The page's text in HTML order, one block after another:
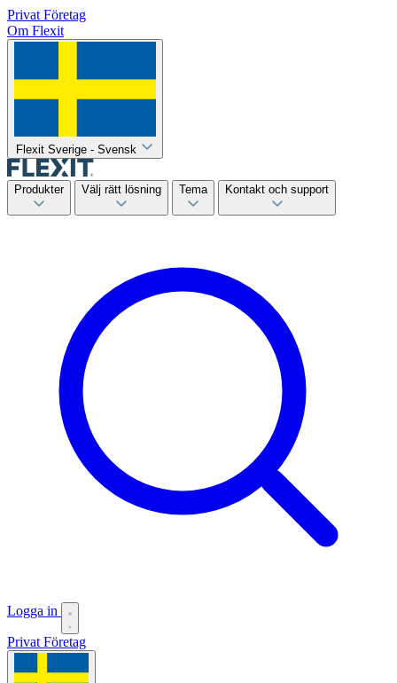
Privat Företag
Om Flexit
Flexit Sverige - Svensk
Produkter Välj rätt lösning Tema Kontakt och support
Logga in
Privat Företag